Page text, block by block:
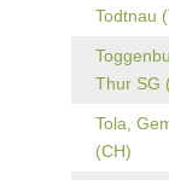
Todtnau
Thur SG
Tola,
(CH)